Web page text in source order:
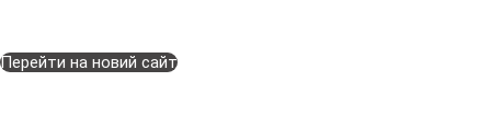
Перейти на новий сайт